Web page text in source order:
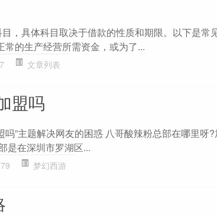
，具体科目取决于借款的性质和期限。以下是常
常的生产经营所需资金，或为了...
文章列表
盟吗
吗”主题解决网友的困惑 八哥酸辣粉总部在哪里呀
是在深圳市罗湖区...
梦幻西游